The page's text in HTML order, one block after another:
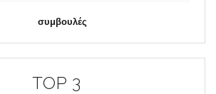
συμβουλές
TOP 3